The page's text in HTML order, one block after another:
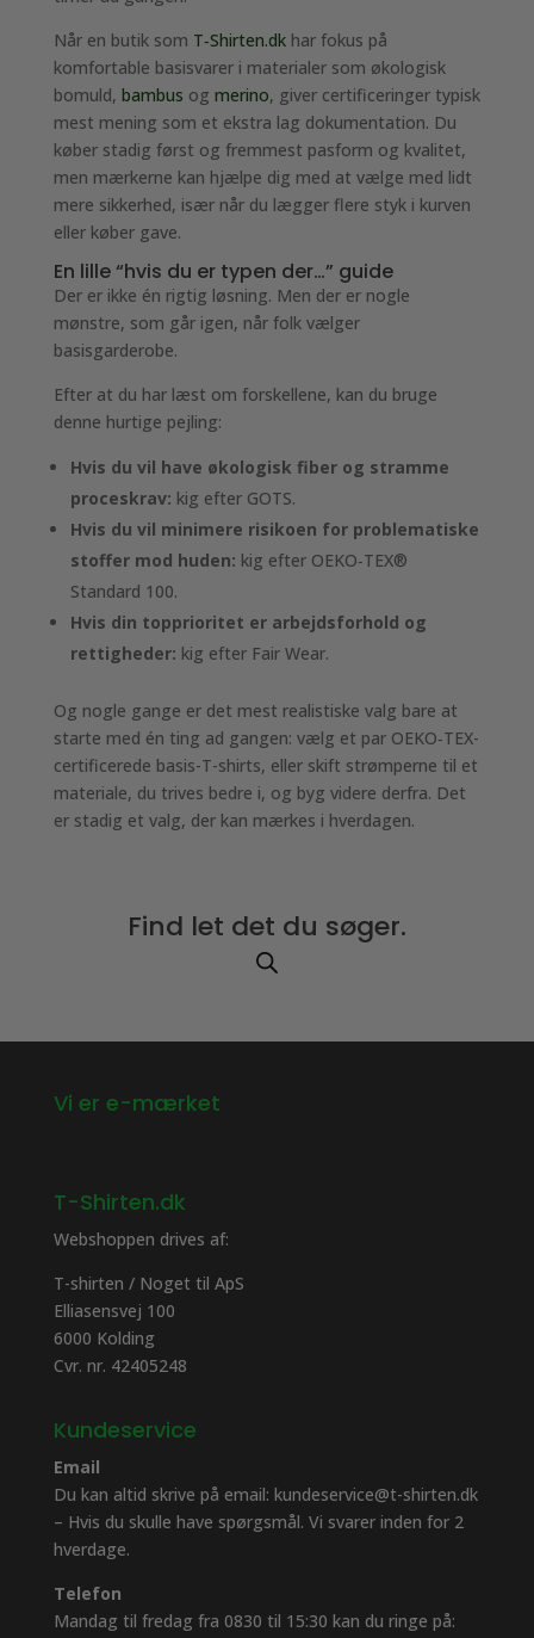
Når en butik som T‑Shirten.dkhar fokus på
komfortable basisvarer i materialer som økologisk
bomuld, bambus og merino, giver certificeringer typisk
mest mening som et ekstra lag dokumentation. Du
køber stadig først og fremmest pasform og kvalitet,
men mærkerne kan hjælpe dig med at vælge med lidt
mere sikkerhed, især når du lægger flere styk i kurven
eller køber gave.
En lille “hvis du er typen der…” guide
Der er ikke én rigtig løsning. Men der er nogle
mønstre, som går igen, når folk vælger
basisgarderobe.
Efter at du har læst om forskellene, kan du bruge
denne hurtige pejling:
Hvis du vil have økologisk fiber og stramme
proceskrav: kig efter GOTS.
Hvis du vil minimere risikoen for problematiske
stoffer mod huden: kig efter OEKO‑TEX®
Standard 100.
Hvis din topprioritet er arbejdsforhold og
rettigheder: kig efter Fair Wear.
Og nogle gange er det mest realistiske valg bare at
starte med én ting ad gangen: vælg et par OEKO‑TEX-
certificerede basis-T-shirts, eller skift strømperne til et
materiale, du trives bedre i, og byg videre derfra. Det
er stadig et valg, der kan mærkes i hverdagen.
Find let det du søger.
Vi er e-mærket
T-Shirten.dk
Webshoppen drives af:
T-shirten / Noget til ApS
Elliasensvej 100
6000 Kolding
Cvr. nr. 42405248
Kundeservice
Email
Du kan altid skrive på email: kundeservice@t-shirten.dk
– Hvis du skulle have spørgsmål. Vi svarer inden for 2
hverdage.
Telefon
Mandag til fredag fra 0830 til 15:30 kan du ringe på: